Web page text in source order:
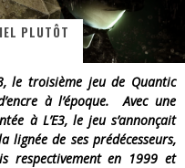
« Damn Them All » - Un duo de Choc !
« WOLF-MAN / Integrale Tomes 1 et 2 » - Cruelle Vengeance !
« The Broken Ring / This Mariage Will Fail Anyway » (Tome 2) – Préparer sa vengeance…
« Mon Village Révolté » - Combattre un Projet !
PLUTÔT
le troisième jeu de Quantic
à l’époque. Avec une
à L’E3, le jeu s’annonçait
lignée de ses prédécesseurs,
respectivement en 1999 et